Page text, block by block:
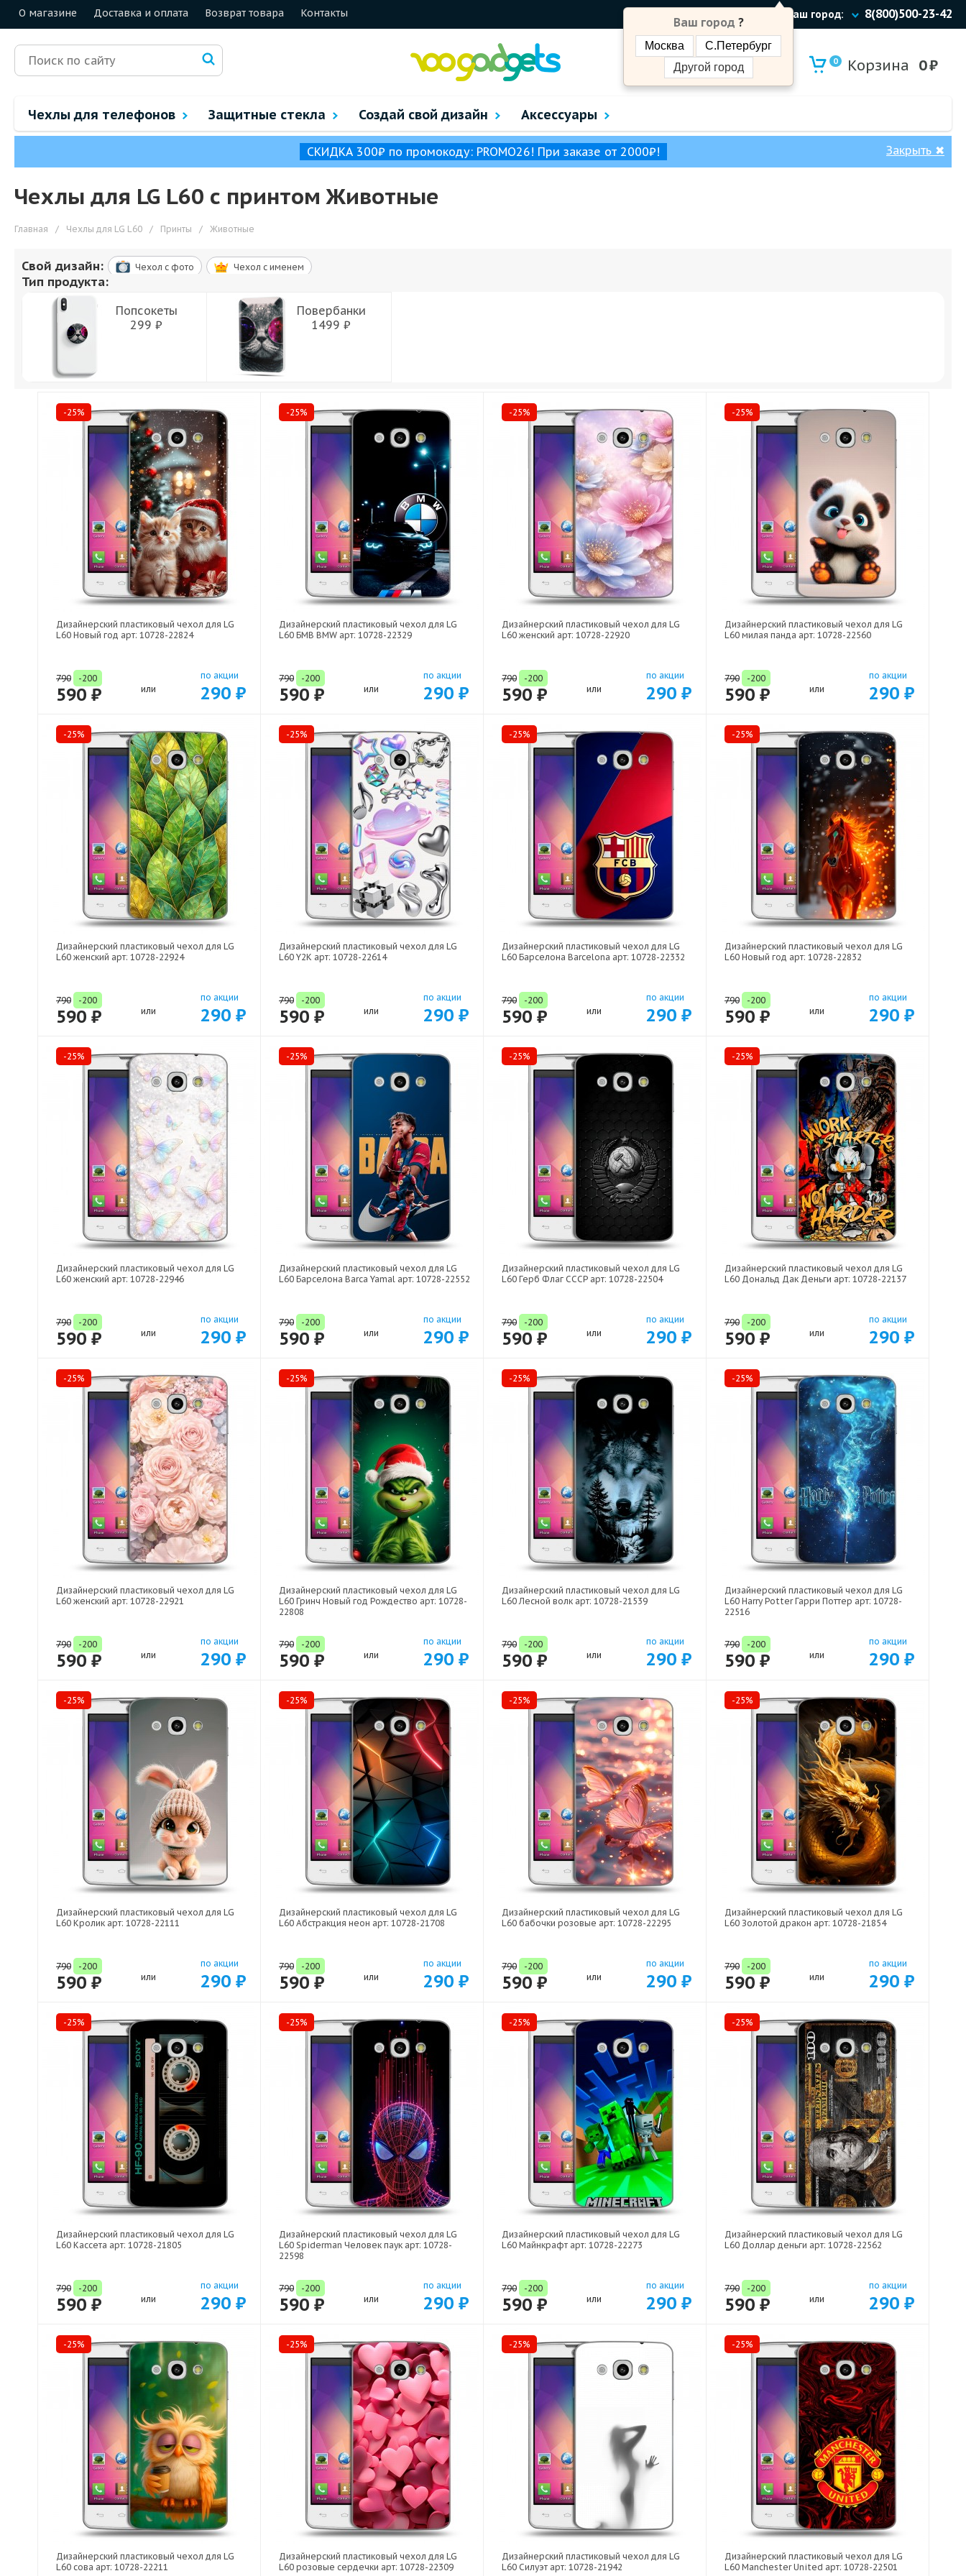
О магазине Доставка и оплата Возврат товара Контакты Ваш город:
Ваш город ?
Москва
С.Петербург
Другой город
8(800)500-23-42
0 Корзина 0₽
Чехлы для телефонов Защитные стекла Создай свой дизайн Аксессуары
СКИДКА 300₽ по промокоду: PROMO26! При заказе от 2000₽! Закрыть ✖
Чехлы для LG L60 с принтом Животные
Главная / Чехлы для LG L60 / Принты / Животные
Свой дизайн: Чехол c фото Чехол c именем
Тип продукта:
Попсокеты
299 ₽
Повербанки
1499 ₽
-25%
Дизайнерский пластиковый чехол для LG
L60 Новый год арт: 10728-22824
790 -200
590 ₽ или
по акции
290 ₽
-25%
Дизайнерский пластиковый чехол для LG
L60 БМВ BMW арт: 10728-22329
790 -200
590 ₽ или
по акции
290 ₽
-25%
Дизайнерский пластиковый чехол для LG
L60 женский арт: 10728-22920
790 -200
590 ₽ или
по акции
290 ₽
-25%
Дизайнерский пластиковый чехол для LG
L60 милая панда арт: 10728-22560
790 -200
590 ₽ или
по акции
290 ₽
-25%
Дизайнерский пластиковый чехол для LG
L60 женский арт: 10728-22924
790 -200
590 ₽ или
по акции
290 ₽
-25%
Дизайнерский пластиковый чехол для LG
L60 Y2K арт: 10728-22614
790 -200
590 ₽ или
по акции
290 ₽
-25%
Дизайнерский пластиковый чехол для LG
L60 Барселона Barcelona арт: 10728-22332
790 -200
590 ₽ или
по акции
290 ₽
-25%
Дизайнерский пластиковый чехол для LG
L60 Новый год арт: 10728-22832
790 -200
590 ₽ или
по акции
290 ₽
-25%
Дизайнерский пластиковый чехол для LG
L60 женский арт: 10728-22946
790 -200
590 ₽ или
по акции
290 ₽
-25%
Дизайнерский пластиковый чехол для LG
L60 Барселона Barca Yamal арт: 10728-22552
790 -200
590 ₽ или
по акции
290 ₽
-25%
Дизайнерский пластиковый чехол для LG
L60 Герб Флаг СССР арт: 10728-22504
790 -200
590 ₽ или
по акции
290 ₽
-25%
Дизайнерский пластиковый чехол для LG
L60 Дональд Дак Деньги арт: 10728-22137
790 -200
590 ₽ или
по акции
290 ₽
-25%
Дизайнерский пластиковый чехол для LG
L60 женский арт: 10728-22921
790 -200
590 ₽ или
по акции
290 ₽
-25%
Дизайнерский пластиковый чехол для LG
L60 Гринч Новый год Рождество арт: 10728-
22808
790 -200
590 ₽ или
по акции
290 ₽
-25%
Дизайнерский пластиковый чехол для LG
L60 Лесной волк арт: 10728-21539
790 -200
590 ₽ или
по акции
290 ₽
-25%
Дизайнерский пластиковый чехол для LG
L60 Harry Potter Гарри Поттер арт: 10728-
22516
790 -200
590 ₽ или
по акции
290 ₽
-25%
Дизайнерский пластиковый чехол для LG
L60 Кролик арт: 10728-22111
790 -200
590 ₽ или
по акции
290 ₽
-25%
Дизайнерский пластиковый чехол для LG
L60 Абстракция неон арт: 10728-21708
790 -200
590 ₽ или
по акции
290 ₽
-25%
Дизайнерский пластиковый чехол для LG
L60 бабочки розовые арт: 10728-22295
790 -200
590 ₽ или
по акции
290 ₽
-25%
Дизайнерский пластиковый чехол для LG
L60 Золотой дракон арт: 10728-21854
790 -200
590 ₽ или
по акции
290 ₽
-25%
Дизайнерский пластиковый чехол для LG
L60 Кассета арт: 10728-21805
790 -200
590 ₽ или
по акции
290 ₽
-25%
Дизайнерский пластиковый чехол для LG
L60 Spiderman Человек паук арт: 10728-
22598
790 -200
590 ₽ или
по акции
290 ₽
-25%
Дизайнерский пластиковый чехол для LG
L60 Майнкрафт арт: 10728-22273
790 -200
590 ₽ или
по акции
290 ₽
-25%
Дизайнерский пластиковый чехол для LG
L60 Доллар деньги арт: 10728-22562
790 -200
590 ₽ или
по акции
290 ₽
-25%
Дизайнерский пластиковый чехол для LG
L60 сова арт: 10728-22211
-25%
Дизайнерский пластиковый чехол для LG
L60 розовые сердечки арт: 10728-22309
-25%
Дизайнерский пластиковый чехол для LG
L60 Силуэт арт: 10728-21942
-25%
Дизайнерский пластиковый чехол для LG
L60 Manchester United арт: 10728-22501